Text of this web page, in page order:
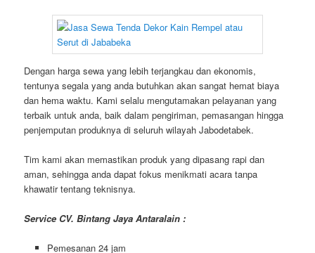
Dengan harga sewa yang lebih terjangkau dan ekonomis,
tentunya segala yang anda butuhkan akan sangat hemat biaya
dan hema waktu. Kami selalu mengutamakan pelayanan yang
terbaik untuk anda, baik dalam pengiriman, pemasangan hingga
penjemputan produknya di seluruh wilayah Jabodetabek.
Tim kami akan memastikan produk yang dipasang rapi dan
aman, sehingga anda dapat fokus menikmati acara tanpa
khawatir tentang teknisnya.
Service CV. Bintang Jaya Antaralain :
Pemesanan 24 jam